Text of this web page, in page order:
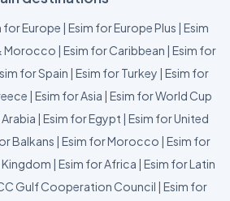
for Europe | Esim for Europe Plus | Esim
Morocco | Esim for Caribbean | Esim for
for Spain | Esim for Turkey | Esim for
| Esim for Asia | Esim for World Cup
| Esim for Egypt | Esim for United
Balkans | Esim for Morocco | Esim for
Kingdom | Esim for Africa | Esim for Latin
Gulf Cooperation Council | Esim for